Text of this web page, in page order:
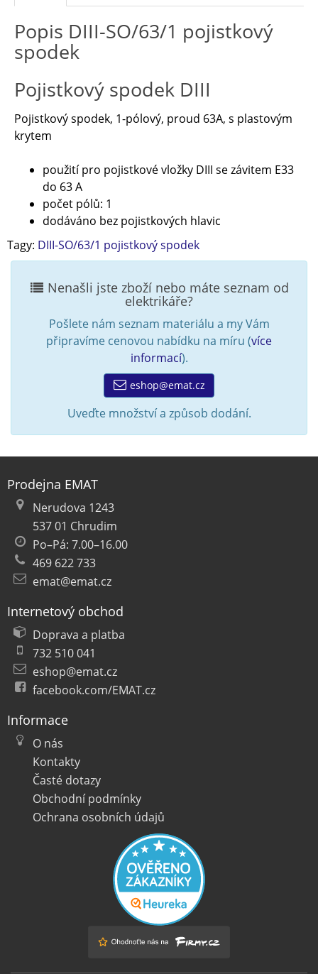
Popis DIII-SO/63/1 pojistkový
spodek
Pojistkový spodek DIII
Pojistkový spodek, 1-pólový, proud 63A, s plastovým
krytem
použití pro pojistkové vložky DIII se závitem E33
do 63 A
počet pólů: 1
dodáváno bez pojistkových hlavic
Tagy: DIII-SO/63/1 pojistkový spodek
Nenašli jste zboží nebo máte seznam od
elektrikáře?
Pošlete nám seznam materiálu a my Vám
připravíme cenovou nabídku na míru (více
informací).
eshop@emat.cz
Uveďte množství a způsob dodání.
Prodejna EMAT
Nerudova 1243
537 01 Chrudim
Po–Pá: 7.00–16.00
469 622 733
emat@emat.cz
Internetový obchod
Doprava a platba
732 510 041
eshop@emat.cz
facebook.com/EMAT.cz
Informace
O nás
Kontakty
Časté dotazy
Obchodní podmínky
Ochrana osobních údajů